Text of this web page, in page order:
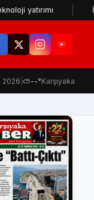
İzmir Yurttaş
2026 ⛅--°Karşıyaka